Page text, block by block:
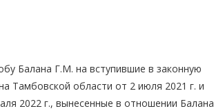
Балана Г.М. на вступившие в законную
Тамбовской области от 2 июля 2021 г. и
2022 г., вынесенные в отношении Балана